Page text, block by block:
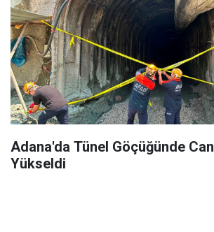
Adana'da Tünel Göçüğünde Can
Yükseldi